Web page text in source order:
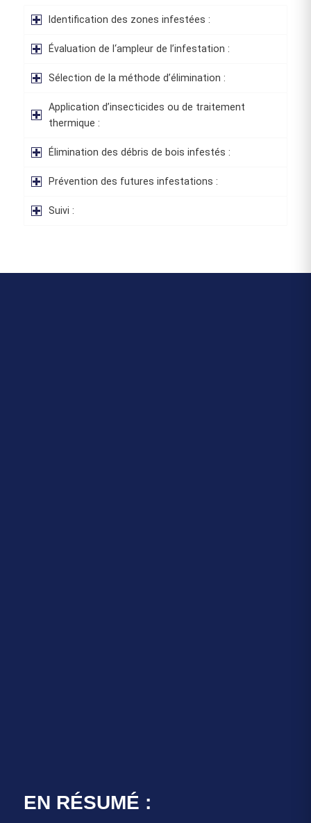
Identification des zones infestées :
Évaluation de l‘ampleur de l’infestation :
Sélection de la méthode d’élimination :
Application d’insecticides ou de traitement
thermique :
Élimination des débris de bois infestés :
Prévention des futures infestations :
Suivi :
EN RÉSUMÉ :